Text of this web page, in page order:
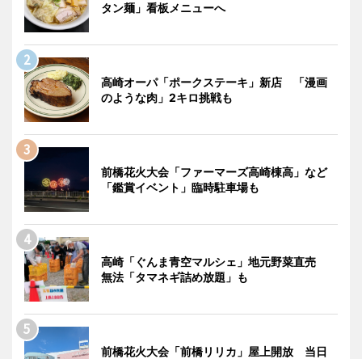
タン麺」看板メニューへ
高崎オーパ「ポークステーキ」新店 「漫画
のような肉」2キロ挑戦も
前橋花火大会「ファーマーズ高崎棟高」など
「鑑賞イベント」臨時駐車場も
高崎「ぐんま青空マルシェ」地元野菜直売
無法「タマネギ詰め放題」も
前橋花火大会「前橋リリカ」屋上開放 当日